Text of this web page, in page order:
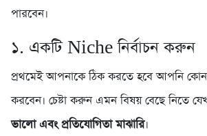
পারবেন।
১. একটি Niche নির্বাচন করুন
প্রথমেই আপনাকে ঠিক করতে হবে আপনি কোন
করবেন। চেষ্টা করুন এমন বিষয় বেছে নিতে
ভালো এবং প্রতিযোগিতা মাঝারি।